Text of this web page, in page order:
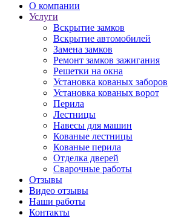
О компании
Услуги
Вскрытие замков
Вскрытие автомобилей
Замена замков
Ремонт замков зажигания
Решетки на окна
Установка кованых заборов
Установка кованых ворот
Перила
Лестницы
Навесы для машин
Кованые лестницы
Кованые перила
Отделка дверей
Сварочные работы
Отзывы
Видео отзывы
Наши работы
Контакты